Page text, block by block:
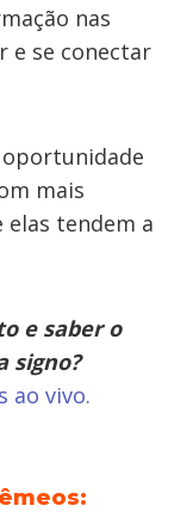
nas
e se conectar
oportunidade
mais
elas tendem a
e saber o
signo?
ao vivo.